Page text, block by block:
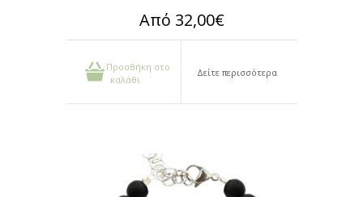
Από 32,00€
Προσθήκη στο
καλάθι
Δείτε περισσότερα